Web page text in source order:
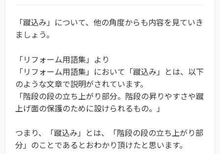
「蹴込み」について、他の角度からも内容を見ていき
ましょう。
「リフォーム用語集」より
「リフォーム用語集」において「蹴込み」とは、以下
のような文章で説明がされています。
「階段の段の立ち上がり部分。階段の昇りやすさや蹴
上げ面の保護のために設けられるもの。」
つまり、「蹴込み」とは、「階段の段の立ち上がり部
分」のことであるとおわかり頂けたと思います。